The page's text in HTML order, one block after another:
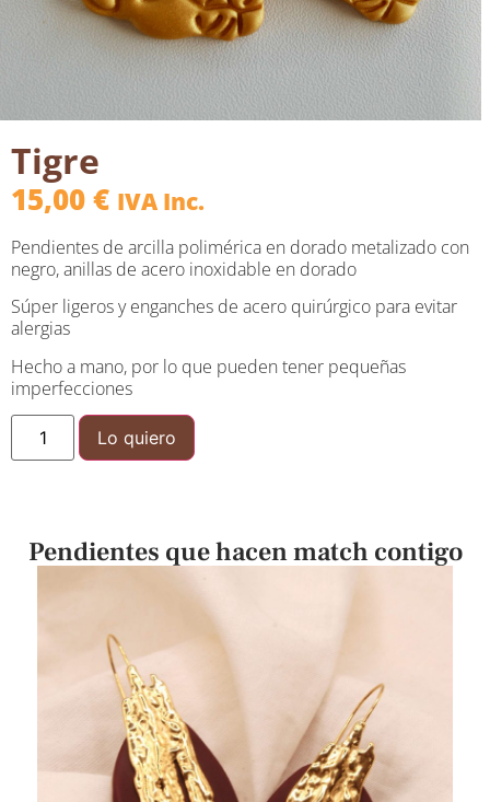
Tigre
15,00€ IVA Inc.
Pendientes de arcilla polimérica en dorado metalizado con
negro, anillas de acero inoxidable en dorado
Súper ligeros y enganches de acero quirúrgico para evitar
alergias
Hecho a mano, por lo que pueden tener pequeñas
imperfecciones
Lo quiero
Pendientes que hacen match contigo